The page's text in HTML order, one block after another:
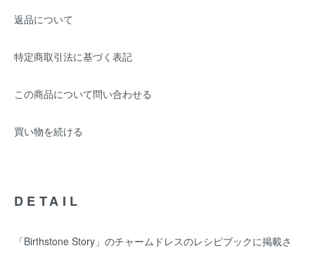
返品について
特定商取引法に基づく表記
この商品について問い合わせる
買い物を続ける
DETAIL
「Birthstone Story」のチャームドレスのレシピブックに掲載さ